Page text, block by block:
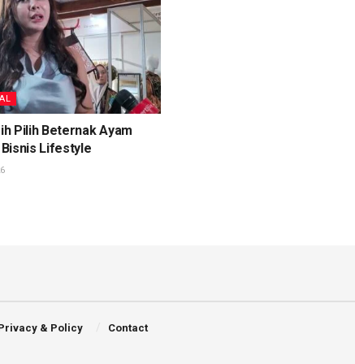
Pilih Beternak Ayam
Bisnis Lifestyle
& Policy Contact